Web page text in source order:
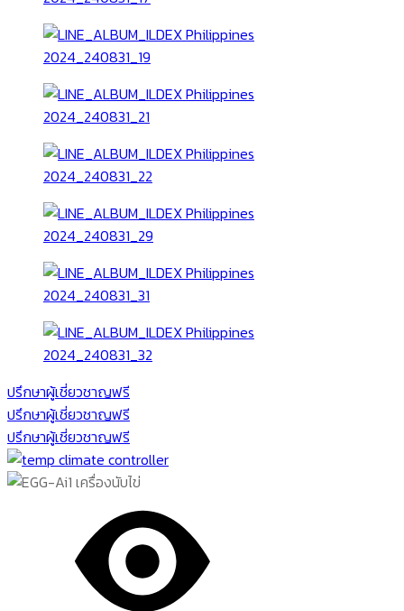
ปรึกษาผู้เชี่ยวชาญฟรี
ปรึกษาผู้เชี่ยวชาญฟรี
ปรึกษาผู้เชี่ยวชาญฟรี